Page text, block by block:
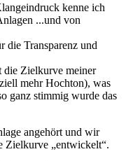
kenne ich
...und von
die Transparenz und
die Zielkurve meiner
mehr Hochton), was
ganz stimmig wurde das
angehört und wir
Zielkurve „entwickelt“.